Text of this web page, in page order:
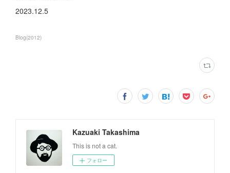
2023.12.5
Blog(2012)
Kazuaki Takashima
This is not a cat.
フォロー